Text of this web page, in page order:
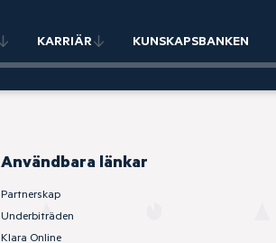
KARRIÄR KUNSKAPSBANKEN
Användbara länkar
Partnerskap
Underbiträden
Klara Online